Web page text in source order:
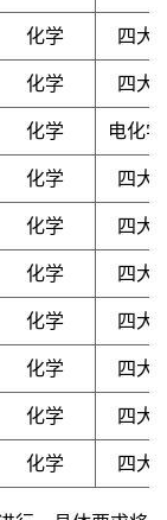
化学 四大
化学 四大
化学 电化
化学 四大
化学 四大
化学 四大
化学 四大
化学 四大
化学 四大
化学 四大